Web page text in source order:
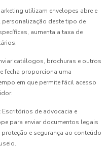
utilizam envelopes abre e
personalização deste tipo de
aumenta a taxa de
catálogos, brochuras e outros
fecha proporciona uma
em que permite fácil acesso
Escritórios de advocacia e
para enviar documentos legais
e segurança ao conteúdo